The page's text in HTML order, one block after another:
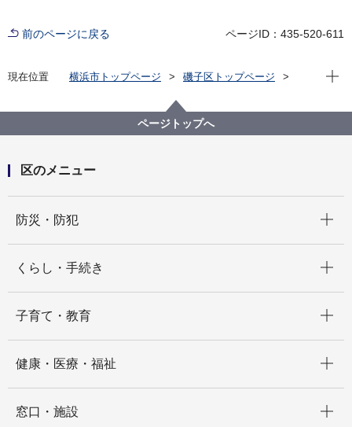
前のページに戻る ページID：435-520-611
現在位置 横浜市トップページ
磯子区トップページ
ISOGOフォトニュース
令和７年度磯子区人権啓発講演会を開催しました！
現在
ページトップへ
区のメニュー
防災・防犯
くらし・手続き
子育て・教育
健康・医療・福祉
窓口・施設